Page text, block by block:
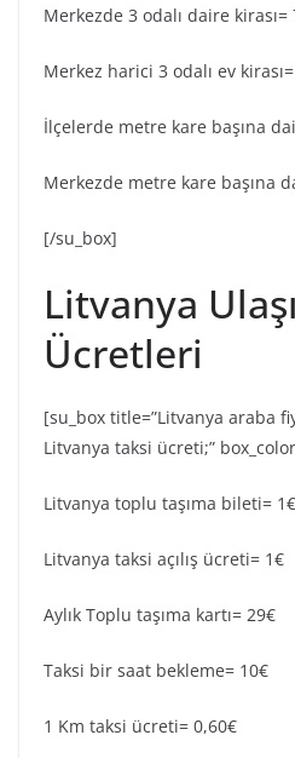
Merkezde 3 odalı daire kirası=
Merkez harici 3 odalı ev
İlçelerde metre kare başına
Merkezde metre kare başına
[/su_box]
Litvanya
Ücretleri
[su_box title=”Litvanya araba
Litvanya taksi ücreti;”
Litvanya toplu taşıma bileti= 1€
Litvanya taksi açılış ücreti= 1€
Aylık Toplu taşıma kartı= 29€
Taksi bir saat bekleme= 10€
1 Km taksi ücreti= 0,60€